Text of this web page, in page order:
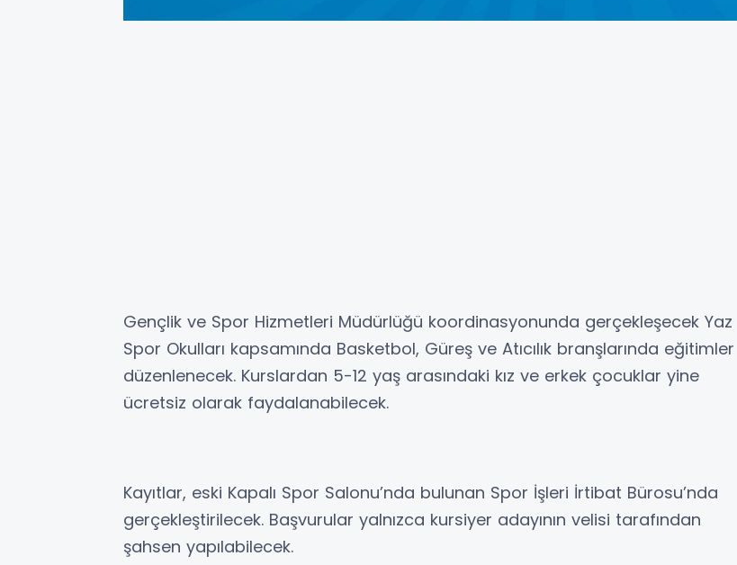
Gençlik ve Spor Hizmetleri Müdürlüğü koordinasyonunda gerçekleşecek Yaz
Spor Okulları kapsamında Basketbol, Güreş ve Atıcılık branşlarında eğitimler
düzenlenecek. Kurslardan 5-12 yaş arasındaki kız ve erkek çocuklar yine
ücretsiz olarak faydalanabilecek.
Kayıtlar, eski Kapalı Spor Salonu’nda bulunan Spor İşleri İrtibat Bürosu’nda
gerçekleştirilecek. Başvurular yalnızca kursiyer adayının velisi tarafından
şahsen yapılabilecek.